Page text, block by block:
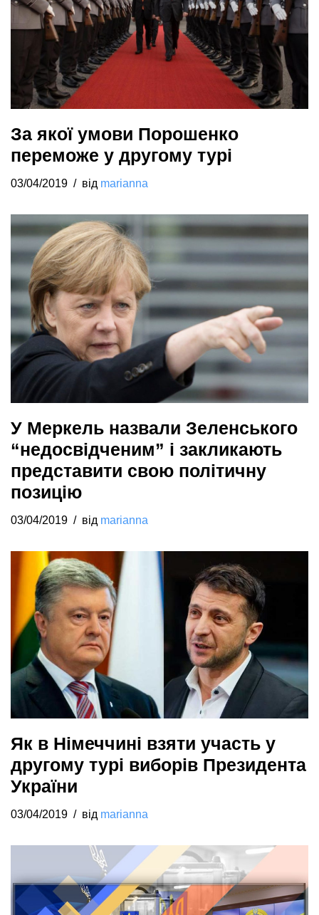
За якої умови Порошенко
переможе у другому турі
03/04/2019 від marianna
У Меркель назвали Зеленського
“недосвідченим” і закликають
представити свою політичну
позицію
03/04/2019 від marianna
Як в Німеччині взяти участь у
другому турі виборів Президента
України
03/04/2019 від marianna